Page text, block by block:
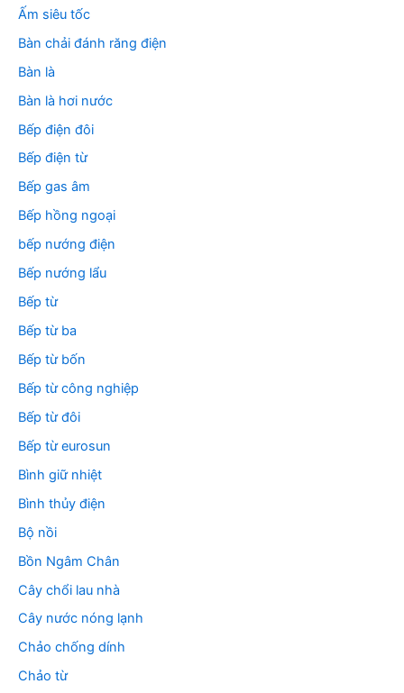
Ấm siêu tốc
Bàn chải đánh răng điện
Bàn là
Bàn là hơi nước
Bếp điện đôi
Bếp điện từ
Bếp gas âm
Bếp hồng ngoại
bếp nướng điện
Bếp nướng lẩu
Bếp từ
Bếp từ ba
Bếp từ bốn
Bếp từ công nghiệp
Bếp từ đôi
Bếp từ eurosun
Bình giữ nhiệt
Bình thủy điện
Bộ nồi
Bồn Ngâm Chân
Cây chổi lau nhà
Cây nước nóng lạnh
Chảo chống dính
Chảo từ